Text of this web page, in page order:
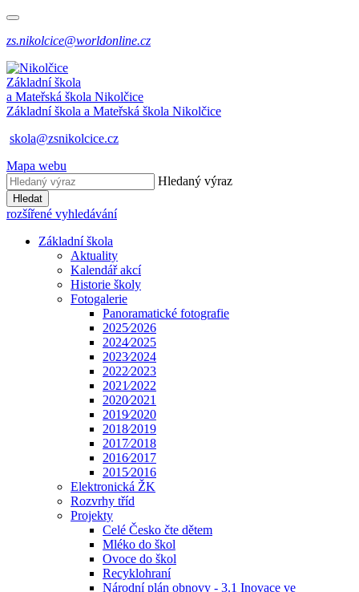
zs.nikolcice@worldonline.cz
Základní škola
a Mateřská škola Nikolčice
Základní škola a Mateřská škola Nikolčice
skola@zsnikolcice.cz
Mapa webu
Hledaný výraz
Hledat
rozšířené vyhledávání
Základní škola
Aktuality
Kalendář akcí
Historie školy
Fotogalerie
Panoramatické fotografie
2025⁄2026
2024⁄2025
2023⁄2024
2022⁄2023
2021⁄2022
2020⁄2021
2019⁄2020
2018⁄2019
2017⁄2018
2016⁄2017
2015⁄2016
Elektronická ŽK
Rozvrhy tříd
Projekty
Celé Česko čte dětem
Mléko do škol
Ovoce do škol
Recyklohraní
Národní plán obnovy - 3.1 Inovace ve